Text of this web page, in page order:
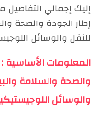
إليك إجمالي التفاصيل
إطار الجودة والصحة
للنقل والوسائل
المعلومات الأساسية :
والصحة والسلامة
والوسائل اللوجيستيكية